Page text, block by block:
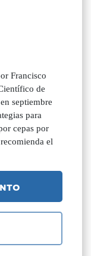
Francisco
de
septiembre
para
cepas por
el